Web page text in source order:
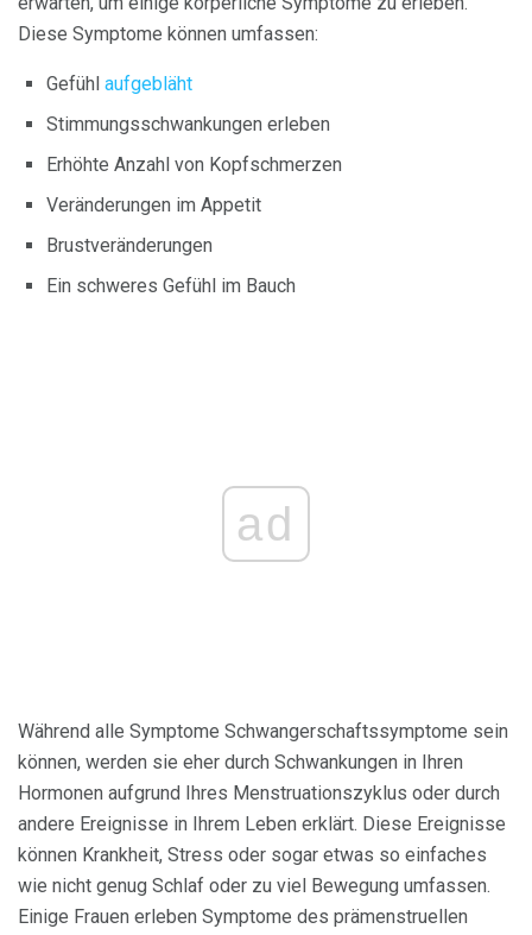
Diese Symptome können umfassen:
Gefühl aufgebläht
Stimmungsschwankungen erleben
Erhöhte Anzahl von Kopfschmerzen
Veränderungen im Appetit
Brustveränderungen
Ein schweres Gefühl im Bauch
ad
Während alle Symptome Schwangerschaftssymptome sein
können, werden sie eher durch Schwankungen in Ihren
Hormonen aufgrund Ihres Menstruationszyklus oder durch
andere Ereignisse in Ihrem Leben erklärt. Diese Ereignisse
können Krankheit, Stress oder sogar etwas so einfaches
wie nicht genug Schlaf oder zu viel Bewegung umfassen.
Einige Frauen erleben Symptome des prämenstruellen